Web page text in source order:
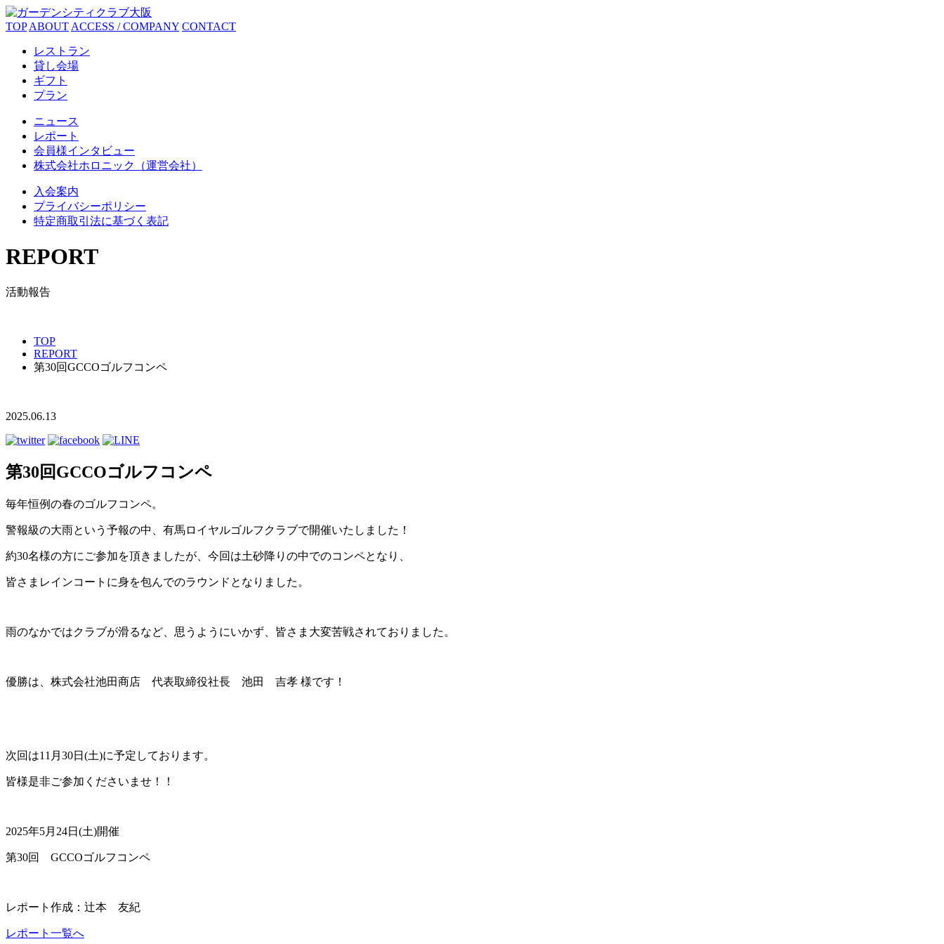
TOP ABOUT ACCESS / COMPANY CONTACT
レストラン
貸し会場
ギフト
プラン
ニュース
レポート
会員様インタビュー
株式会社ホロニック（運営会社）
入会案内
プライバシーポリシー
特定商取引法に基づく表記
REPORT
活動報告
TOP
REPORT
第30回GCCOゴルフコンペ
2025.06.13
第30回GCCOゴルフコンペ
毎年恒例の春のゴルフコンペ。
警報級の大雨という予報の中、有馬ロイヤルゴルフクラブで開催いたしました！
約30名様の方にご参加を頂きましたが、今回は土砂降りの中でのコンペとなり、
皆さまレインコートに身を包んでのラウンドとなりました。
雨のなかではクラブが滑るなど、思うようにいかず、皆さま大変苦戦されておりました。
優勝は、株式会社池田商店 代表取締役社長 池田 吉孝 様です！
次回は11月30日(土)に予定しております。
皆様是非ご参加くださいませ！！
2025年5月24日(土)開催
第30回 GCCOゴルフコンペ
レポート作成：辻本 友紀
レポート一覧へ